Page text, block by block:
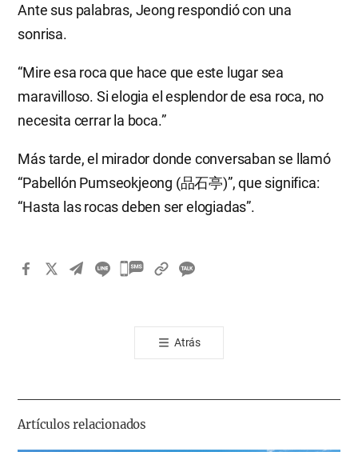
Ante sus palabras, Jeong respondió con una
sonrisa.
“Mire esa roca que hace que este lugar sea
maravilloso. Si elogia el esplendor de esa roca, no
necesita cerrar la boca.”
Más tarde, el mirador donde conversaban se llamó
“Pabellón Pumseokjeong (品石亭)”, que significa:
“Hasta las rocas deben ser elogiadas”.
카
톡
공
기
Atrás
Artículos relacionados